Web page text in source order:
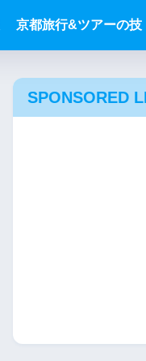
京都旅行&ツアーの技
SPONSORED